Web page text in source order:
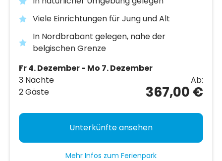
Viele Einrichtungen für Jung und Alt
In Nordbrabant gelegen, nahe der
belgischen Grenze
Fr 4. Dezember - Mo 7. Dezember
3 Nächte
2 Gäste
Ab:
367,00 €
Unterkünfte ansehen
Mehr Infos zum Ferienpark